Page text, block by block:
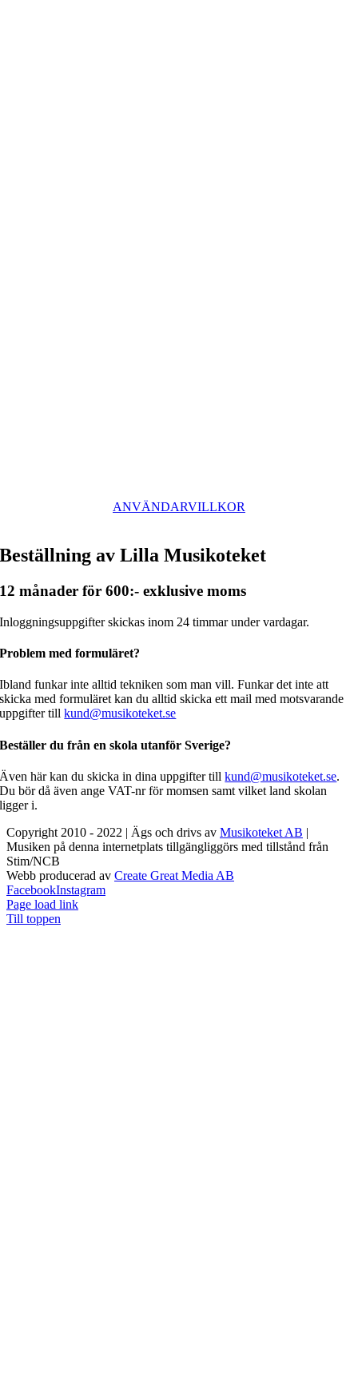
ANVÄNDARVILLKOR
Beställning av Lilla Musikoteket
12 månader för 600:- exklusive moms
Inloggningsuppgifter skickas inom 24 timmar under vardagar.
Problem med formuläret?
Ibland funkar inte alltid tekniken som man vill. Funkar det inte att
skicka med formuläret kan du alltid skicka ett mail med motsvarande
uppgifter tillkund@musikoteket.se
Beställer du från en skola utanför Sverige?
Även här kan du skicka in dina uppgifter tillkund@musikoteket.se.
Du bör då även ange VAT-nr för momsen samt vilket land skolan
ligger i.
Copyright 2010 - 2022 | Ägs och drivs av Musikoteket AB |
Musiken på denna internetplats tillgängliggörs med tillstånd från
Stim/NCB
Webb producerad av Create Great Media AB
FacebookInstagram
Page load link
Till toppen